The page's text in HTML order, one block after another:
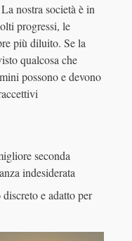
nostra società è in
progressi, le
più diluito. Se la
qualcosa che
possono e devono
seconda
indesiderata
e adatto per